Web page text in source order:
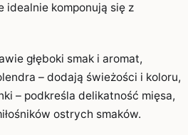
idealnie komponują się z
głęboki smak i aromat,
– dodają świeżości i koloru,
– podkreśla delikatność mięsa,
ostrych smaków.